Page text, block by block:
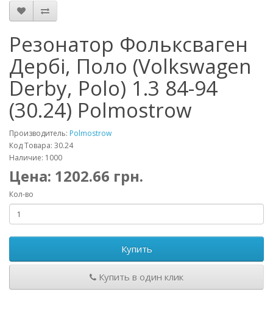
Резонатор Фольксваген
Дербі, Поло (Volkswagen
Derby, Polo) 1.3 84-94
(30.24) Polmostrow
Производитель: Polmostrow
Код Товара: 30.24
Наличие: 1000
Цена: 1202.66 грн.
Кол-во
Купить
Купить в один клик